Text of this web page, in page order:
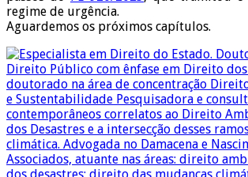
regime de urgência.
Aguardemos os próximos capítulos.